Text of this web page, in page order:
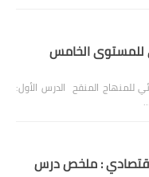
للمستوى الخامس
للمنهاج المنقح الدرس الأول:
اقتصادي : ملخص درس